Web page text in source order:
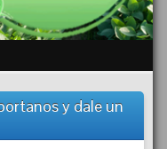
y dale un